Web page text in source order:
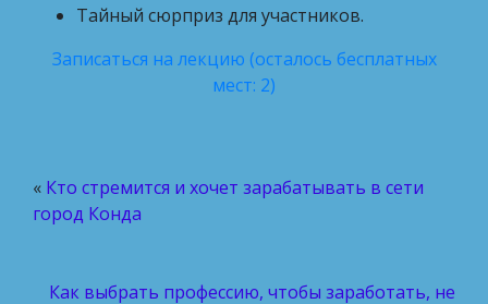
Тайный сюрприз для участников.
Записаться на лекцию (осталось бесплатных
мест: 2)
« Кто стремится и хочет зарабатывать в сети
город Конда
Как выбрать профессию, чтобы заработать, не